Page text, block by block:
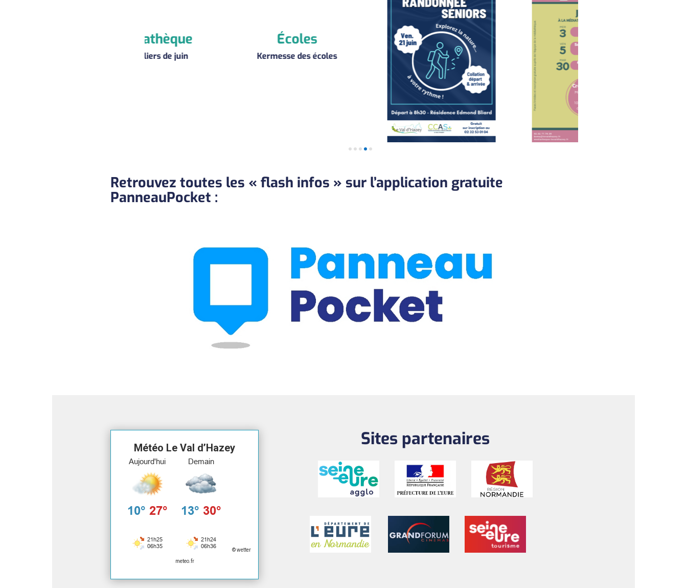
Kermesse des écoles
Retrouvez toutes les « flash infos » sur l’application gratuite
PanneauPocket :
Météo Le Val d’Hazey
© wetter
meteo.fr
Sites partenaires